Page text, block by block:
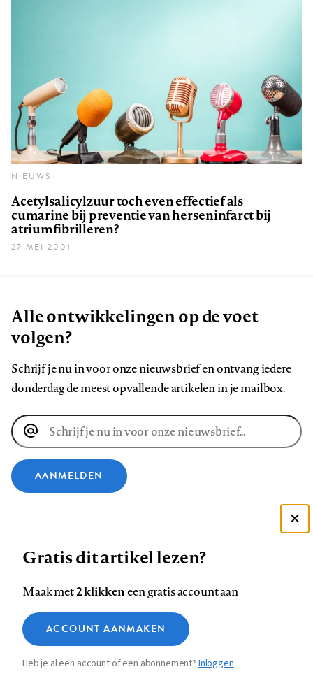
NIEUWS
Acetylsalicylzuur toch even effectief als
cumarine bij preventie van herseninfarct bij
atriumfibrilleren?
27 MEI 2001
Alle ontwikkelingen op de voet
volgen?
Schrijf je nu in voor onze nieuwsbrief en ontvang iedere
donderdag de meest opvallende artikelen in je mailbox.
E-
mailadres
AANMELDEN
Volg
ons
Facebook
Volg
ons
op
LinkedIn
Volg
ons
op
Bluesky
Volg
ons
op
Instagram
Volg
ons
op
YouTube
ons
Footer
navigation
Contact Colofon Disclaimer Privacy
Medische vragen verdienen
betrouwbare antwoorden
Zie onze cookie policy
Analytische cookies
Marketing cookies
Gratis dit artikel lezen?
Maak met2 klikkeneen gratis account aan
ACCOUNT AANMAKEN
Heb je al een account of een abonnement?Inloggen